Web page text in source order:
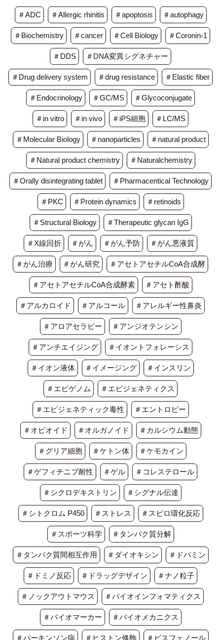
＃ADC ＃Allergic rhinitis ＃apoptosis ＃autophagy
＃Biochemistry ＃cancer ＃Cell Biology ＃Coronin-1
＃DDS ＃DNA変異シグネチャー
＃Drug delivery system ＃drug resistance ＃Elastic fiber
＃Endocrinology ＃GC/MS ＃Glycoconjugate
＃in vitro ＃in vivo ＃iPS細胞 ＃LC/MS
＃Molecular Biology ＃nanoparticles ＃natural product
＃Natural product chemistry ＃Naturalchemistry
＃Orally disintegrating tablet ＃Pharmacentical Technology
＃PKC ＃Protein dynamics ＃retinoids
＃Structural Biology ＃Therapeutic glycan IgG
＃X線回折 ＃がん ＃がん予防 ＃がん悪液質
＃がん治療 ＃がん研究 ＃アセトアセチルCoA合成酵
＃アセトアセチルCoA合成酵素 ＃アセト酢酸
＃アルカロイド ＃アルコール ＃アレルギー性鼻炎
＃アロアセラピー ＃アンジオテンシン
＃アンチエイジング ＃イオントフォレーシス
＃イオン液体 ＃イメージング ＃インスリン
＃エピゲノム ＃エピジェネティクス
＃エピジェネティック毒性 ＃エントロピー
＃オピオイド ＃オルガノイド ＃カルシウム動態
＃グリア細胞 ＃ケトン体 ＃ケモカイン
＃ゲフィチニブ耐性 ＃ゲル ＃コレステロール
＃シクロデキストリン ＃シグナル伝達
＃シトクロム P450 ＃ストレス ＃スピロ環化反応
＃スポーツ科学 ＃タンパク質分解
＃タンパク質間相互作用 ＃ダイオキシン ＃ドパミン
＃ドミノ反応 ＃ドラッグデザイン ＃ナノ粒子
＃ノックアウトマウス ＃バイオインフォマティクス
＃バイオマーカー ＃バイオメカニクス
＃パーキンソン病 ＃ヒストン修飾 ＃ビスフェノール